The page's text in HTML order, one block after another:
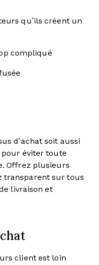
qu’ils créent un
compliqué
d’achat soit aussi
éviter toute
Offrez plusieurs
transparent sur tous
livraison et
client est loin